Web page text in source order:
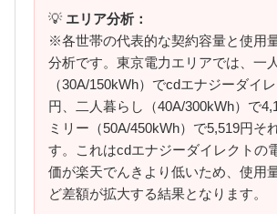
💡 エリア分析：
※各世帯の代表的な契約容量と使用
分析です。東京電力エリアでは、一
（30A/150kWh）でcdエナジーダイ
円、二人暮らし（40A/300kWh）で
ミリー（50A/450kWh）で5,519円そ
す。これはcdエナジーダイレクトの
価が楽天でんきより低いため、使用
ど差額が拡大する結果となります。